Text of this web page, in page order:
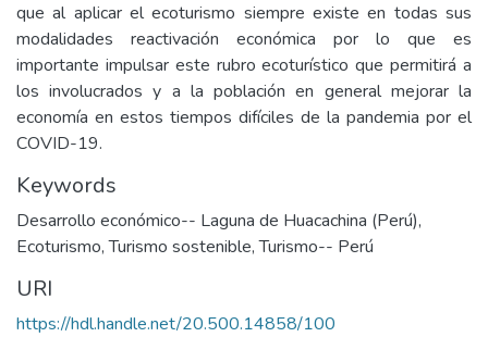
que al aplicar el ecoturismo siempre existe en todas sus
modalidades reactivación económica por lo que es
importante impulsar este rubro ecoturístico que permitirá a
los involucrados y a la población en general mejorar la
economía en estos tiempos difíciles de la pandemia por el
COVID-19.
Keywords
Desarrollo económico-- Laguna de Huacachina (Perú),
Ecoturismo,Turismo sostenible,Turismo-- Perú
URI
https://hdl.handle.net/20.500.14858/100